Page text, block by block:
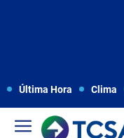
Última Hora Clima